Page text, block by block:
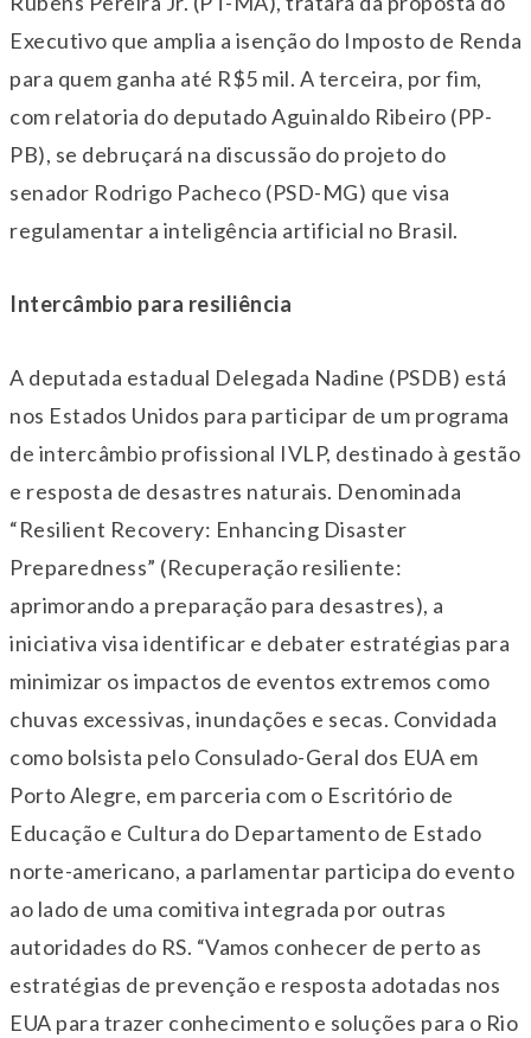
Executivo que amplia a isenção do Imposto de Renda
para quem ganha até R$5 mil. A terceira, por fim,
com relatoria do deputado Aguinaldo Ribeiro (PP-
PB), se debruçará na discussão do projeto do
senador Rodrigo Pacheco (PSD-MG) que visa
regulamentar a inteligência artificial no Brasil.
Intercâmbio para resiliência
A deputada estadual Delegada Nadine (PSDB) está
nos Estados Unidos para participar de um programa
de intercâmbio profissional IVLP, destinado à gestão
e resposta de desastres naturais. Denominada
“Resilient Recovery: Enhancing Disaster
Preparedness” (Recuperação resiliente:
aprimorando a preparação para desastres), a
iniciativa visa identificar e debater estratégias para
minimizar os impactos de eventos extremos como
chuvas excessivas, inundações e secas. Convidada
como bolsista pelo Consulado-Geral dos EUA em
Porto Alegre, em parceria com o Escritório de
Educação e Cultura do Departamento de Estado
norte-americano, a parlamentar participa do evento
ao lado de uma comitiva integrada por outras
autoridades do RS. “Vamos conhecer de perto as
estratégias de prevenção e resposta adotadas nos
EUA para trazer conhecimento e soluções para o Rio